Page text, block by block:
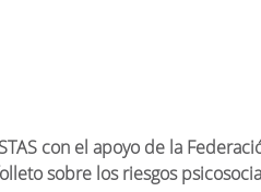
con el apoyo de la
sobre los riesgos